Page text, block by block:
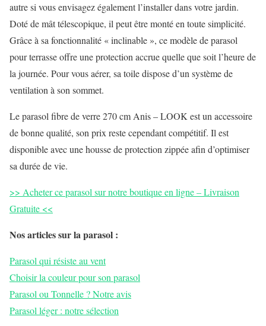
autre si vous envisagez également l’installer dans votre jardin.
Doté de mât télescopique, il peut être monté en toute simplicité.
Grâce à sa fonctionnalité « inclinable », ce modèle de parasol
pour terrasse offre une protection accrue quelle que soit l’heure de
la journée. Pour vous aérer, sa toile dispose d’un système de
ventilation à son sommet.
Le parasol fibre de verre 270 cm Anis – LOOK est un accessoire
de bonne qualité, son prix reste cependant compétitif. Il est
disponible avec une housse de protection zippée afin d’optimiser
sa durée de vie.
>> Acheter ce parasol sur notre boutique en ligne – Livraison
Gratuite <<
Nos articles sur la parasol :
Parasol qui résiste au vent
Choisir la couleur pour son parasol
Parasol ou Tonnelle ? Notre avis
Parasol léger : notre sélection